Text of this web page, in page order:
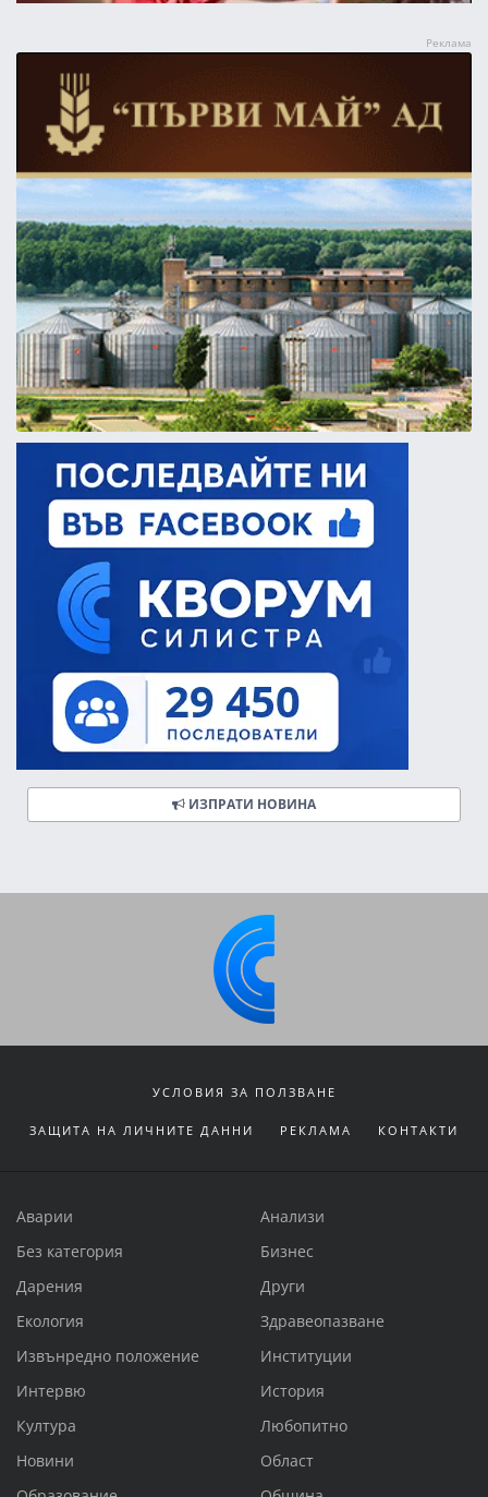
ИЗПРАТИ НОВИНА
УСЛОВИЯ ЗА ПОЛЗВАНЕ
ЗАЩИТА НА ЛИЧНИТЕ ДАННИ РЕКЛАМА КОНТАКТИ
Аварии
Анализи
Без категория
Бизнес
Дарения
Други
Екология
Здравеопазване
Извънредно положение
Институции
Интервю
История
Култура
Любопитно
Новини
Област